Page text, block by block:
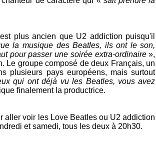
plus ancien que U2 addiction puisqu'il
la musique des Beatles, ils ont le son,
pour passer une soirée extra-ordinaire»,
. Le groupe composé de deux Français, un
plusieurs pays européens, mais surtout
qui ont déjà vu les Beatles, vous avez
finalement la productrice.
aller voir les Love Beatles ou U2 addiction
et samedi, tous les deux à 20h30.